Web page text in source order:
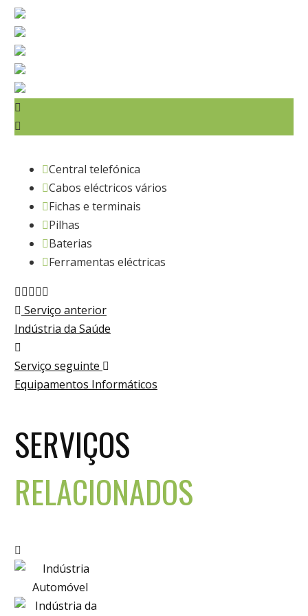
Central telefónica
Cabos eléctricos vários
Fichas e terminais
Pilhas
Baterias
Ferramentas eléctricas
Serviço anterior
Indústria da Saúde
Serviço seguinte
Equipamentos Informáticos
SERVIÇOS
RELACIONADOS